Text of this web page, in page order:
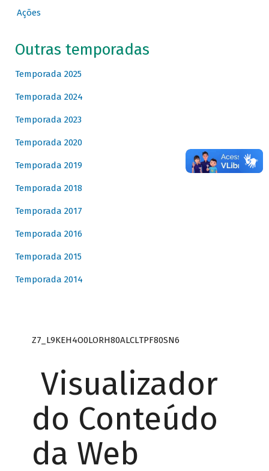
Ações
Outras temporadas
Temporada 2025
Temporada 2024
Temporada 2023
Temporada 2020
Temporada 2019
Temporada 2018
Temporada 2017
Temporada 2016
Temporada 2015
Temporada 2014
Z7_L9KEH4O0LORH80ALCLTPF80SN6
Visualizador
do Conteúdo
da Web